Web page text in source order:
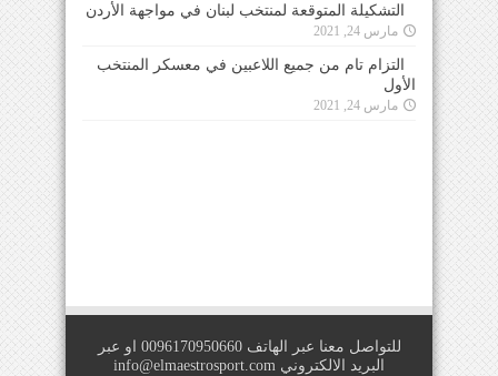
التشكيلة المتوقعة لمنتخب لبنان في مواجهة الأردن
مارس 24, 2021
التزام تام من جميع اللاعبين في معسكر المنتخب
الأول
مارس 24, 2021
للتواصل معنا عبر الهاتف 0096170950660 او عبر
البريد الالكتروني info@elmaestrosport.com